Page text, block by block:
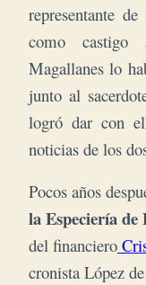
representante
como castigo
Magallanes lo
junto al
logró dar con
noticias de los
Pocos años
la Especiería
del financiero
cronista López